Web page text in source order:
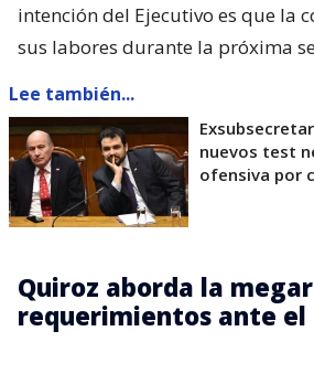
intención del Ejecutivo es que la
sus labores durante la próxima
Lee también...
nuevos test
ofensiva por
Quiroz aborda la
requerimientos ante el